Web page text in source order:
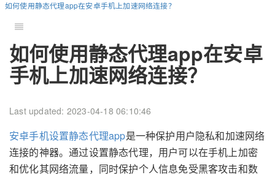
如何使用静态代理app在安卓手机上加速网络连接？
如何使用静态代理app在安卓
手机上加速网络连接？
Last updated: 2023-04-18 06:10:46
安卓手机设置静态代理app是一种保护用户隐私和加速网络
连接的神器。通过设置静态代理，用户可以在手机上加密
和优化其网络流量，同时保护个人信息免受黑客攻击和数